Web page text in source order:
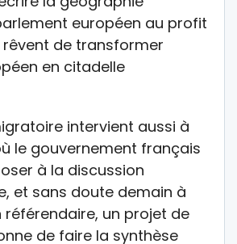
européen au profit
de transformer
en citadelle
intervient aussi à
le gouvernement français
à la discussion
et sans doute demain à
référendaire, un projet de
de faire la synthèse